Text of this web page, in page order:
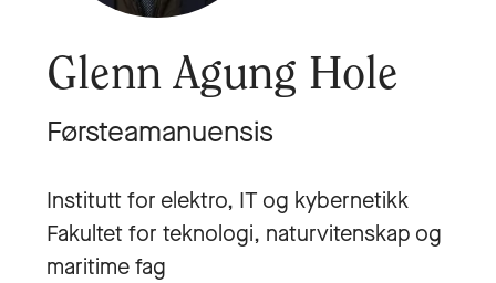
Glenn Agung Hole
Førsteamanuensis
Institutt for elektro, IT og kybernetikk
Fakultet for teknologi, naturvitenskap og
maritime fag